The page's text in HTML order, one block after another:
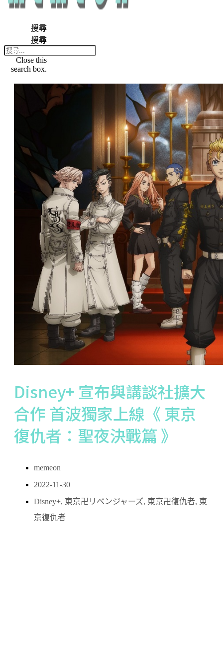
搜尋
搜尋
Close this
search box.
Disney+ 宣布與講談社擴大
合作 首波獨家上線《 東京
復仇者：聖夜決戰篇 》
memeon
2022-11-30
Disney+, 東京卍リベンジャーズ, 東京卍復仇者, 東
京復仇者